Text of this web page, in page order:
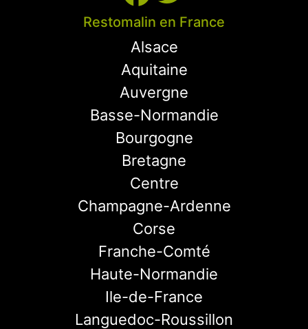
Restomalin en France
Alsace
Aquitaine
Auvergne
Basse-Normandie
Bourgogne
Bretagne
Centre
Champagne-Ardenne
Corse
Franche-Comté
Haute-Normandie
Ile-de-France
Languedoc-Roussillon